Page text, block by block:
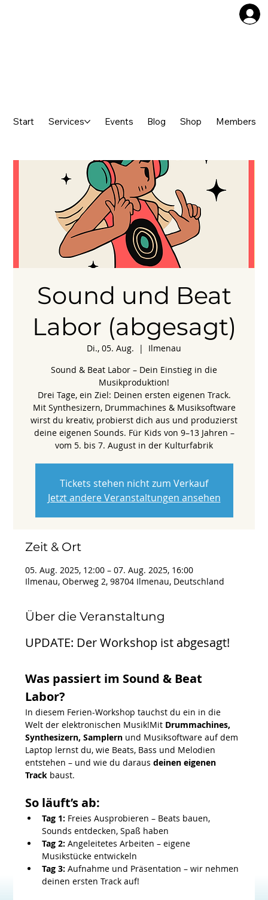
Start Services Events Blog Shop Members
Sound und Beat
Labor (abgesagt)
Di., 05. Aug.
  |
Ilmenau
Sound & Beat Labor – Dein Einstieg in die
Musikproduktion!
Drei Tage, ein Ziel: Deinen ersten eigenen Track.
Mit Synthesizern, Drummachines & Musiksoftware
wirst du kreativ, probierst dich aus und produzierst
deine eigenen Sounds. Für Kids von 9–13 Jahren –
vom 5. bis 7. August in der Kulturfabrik
Tickets stehen nicht zum Verkauf
Jetzt andere Veranstaltungen ansehen
Zeit & Ort
05. Aug. 2025, 12:00 – 07. Aug. 2025, 16:00
Ilmenau, Oberweg 2, 98704 Ilmenau, Deutschland
Über die Veranstaltung
UPDATE: Der Workshop ist abgesagt!
Was passiert im Sound & Beat
Labor?
In diesem Ferien-Workshop tauchst du ein in die
Welt der elektronischen Musik!Mit Drummachines,
Synthesizern, Samplern und Musiksoftware auf dem
Laptop lernst du, wie Beats, Bass und Melodien
entstehen – und wie du daraus deinen eigenen
Track baust.
So läuft’s ab:
Tag 1: Freies Ausprobieren – Beats bauen,
Sounds entdecken, Spaß haben
Tag 2: Angeleitetes Arbeiten – eigene
Musikstücke entwickeln
Tag 3: Aufnahme und Präsentation – wir nehmen
deinen ersten Track auf!